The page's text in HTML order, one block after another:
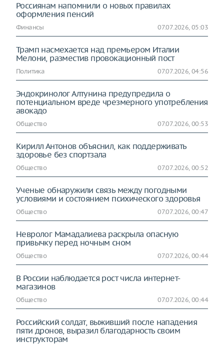
Россиянам напомнили о новых правилах
оформления пенсий
Финансы 07.07.2026, 05:03
Трамп насмехается над премьером Италии
Мелони, разместив провокационный пост
Политика 07.07.2026, 04:56
Эндокринолог Алтунина предупредила о
потенциальном вреде чрезмерного употребления
авокадо
Общество 07.07.2026, 00:53
Кирилл Антонов объяснил, как поддерживать
здоровье без спортзала
Общество 07.07.2026, 00:52
Ученые обнаружили связь между погодными
условиями и состоянием психического здоровья
Общество 07.07.2026, 00:47
Невролог Мамадалиева раскрыла опасную
привычку перед ночным сном
Общество 07.07.2026, 00:44
В России наблюдается рост числа интернет-
магазинов
Общество 07.07.2026, 00:44
Российский солдат, выживший после нападения
пяти дронов, выразил благодарность своим
инструкторам